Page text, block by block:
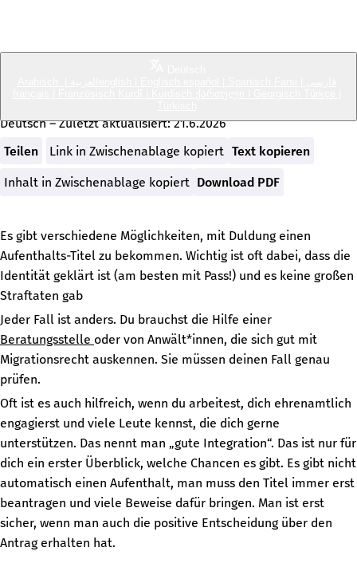
Deutsch– Zuletzt aktualisiert:21.6.2026
Teilen
Link in Zwischenablage kopiert Text kopieren
Inhalt in Zwischenablage kopiert Download PDF
Es gibt verschiedene Möglichkeiten, mit Duldung einen
Aufenthalts-Titel zu bekommen. Wichtig ist oft dabei, dass die
Identität geklärt ist (am besten mit Pass!) und es keine großen
Straftaten gab
Jeder Fall ist anders. Du brauchst die Hilfe einer
Beratungsstelle oder von Anwält*innen, die sich gut mit
Migrationsrecht auskennen. Sie müssen deinen Fall genau
prüfen.
Oft ist es auch hilfreich, wenn du arbeitest, dich ehrenamtlich
engagierst und viele Leute kennst, die dich gerne
unterstützen. Das nennt man „gute Integration“. Das ist nur für
dich ein erster Überblick, welche Chancen es gibt. Es gibt nicht
automatisch einen Aufenthalt, man muss den Titel immer erst
beantragen und viele Beweise dafür bringen. Man ist erst
sicher, wenn man auch die positive Entscheidung über den
Antrag erhalten hat.